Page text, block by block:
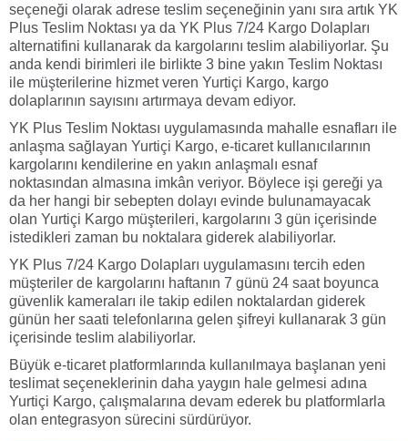
seçeneği olarak adrese teslim seçeneğinin yanı sıra artık YK
Plus Teslim Noktası ya da YK Plus 7/24 Kargo Dolapları
alternatifini kullanarak da kargolarını teslim alabiliyorlar. Şu
anda kendi birimleri ile birlikte 3 bine yakın Teslim Noktası
ile müşterilerine hizmet veren Yurtiçi Kargo, kargo
dolaplarının sayısını artırmaya devam ediyor.
YK Plus Teslim Noktası uygulamasında mahalle esnafları ile
anlaşma sağlayan Yurtiçi Kargo, e-ticaret kullanıcılarının
kargolarını kendilerine en yakın anlaşmalı esnaf
noktasından almasına imkân veriyor. Böylece işi gereği ya
da her hangi bir sebepten dolayı evinde bulunamayacak
olan Yurtiçi Kargo müşterileri, kargolarını 3 gün içerisinde
istedikleri zaman bu noktalara giderek alabiliyorlar.
YK Plus 7/24 Kargo Dolapları uygulamasını tercih eden
müşteriler de kargolarını haftanın 7 günü 24 saat boyunca
güvenlik kameraları ile takip edilen noktalardan giderek
günün her saati telefonlarına gelen şifreyi kullanarak 3 gün
içerisinde teslim alabiliyorlar.
Büyük e-ticaret platformlarında kullanılmaya başlanan yeni
teslimat seçeneklerinin daha yaygın hale gelmesi adına
Yurtiçi Kargo, çalışmalarına devam ederek bu platformlarla
olan entegrasyon sürecini sürdürüyor.